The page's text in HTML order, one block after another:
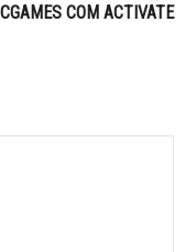
COM ACTIVATE